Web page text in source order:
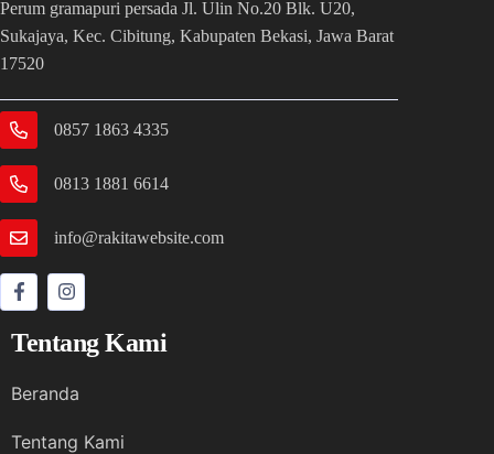
Perum gramapuri persada Jl. Ulin No.20 Blk. U20,
Sukajaya, Kec. Cibitung, Kabupaten Bekasi, Jawa Barat
17520
0857 1863 4335
0813 1881 6614
info@rakitawebsite.com
Tentang Kami
Beranda
Tentang Kami